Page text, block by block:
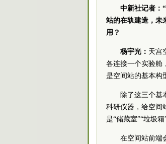
中新社记者：
站的在轨建造，未
用？
杨宇光： 天宫
各连接一个实验舱
是空间站的基本构
除了这三个基
科研仪器，给空间
是“储藏室”“垃圾箱”
在空间站前端